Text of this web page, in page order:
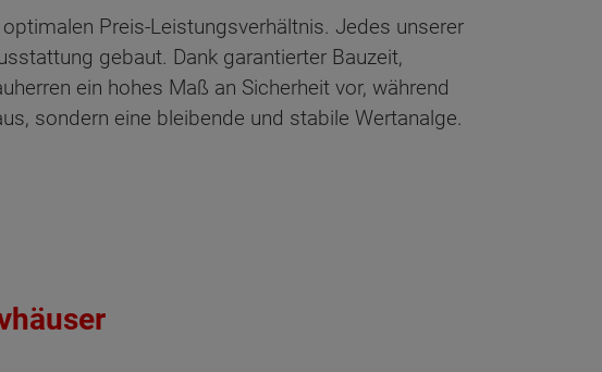
Preis-Leistungsverhältnis. Jedes unserer
gebaut. Dank garantierter Bauzeit,
ein hohes Maß an Sicherheit vor, während
sondern eine bleibende und stabile Wertanalge.